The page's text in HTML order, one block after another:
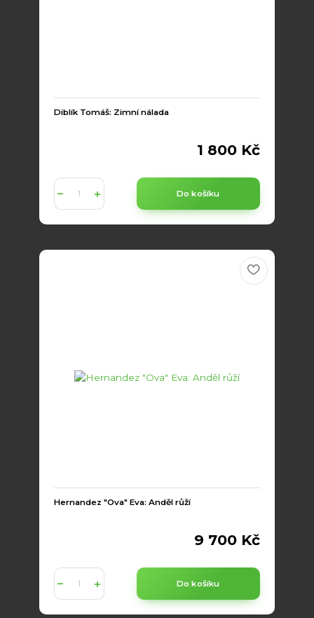
Diblík Tomáš: Zimní nálada
1 800 Kč
Do košíku
Hernandez "Ova" Eva: Anděl růží
9 700 Kč
Do košíku